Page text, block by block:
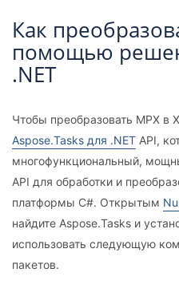
Как
помощью
.NET
Чтобы преобразовать MPX в
Aspose.Tasks для .NET API,
многофункциональный,
API для обработки и
платформы C#. Открытым
найдите Aspose.Tasks и
использовать следующую
пакетов.